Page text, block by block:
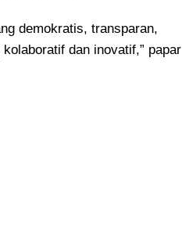
demokratis, transparan,
dan inovatif,” papar